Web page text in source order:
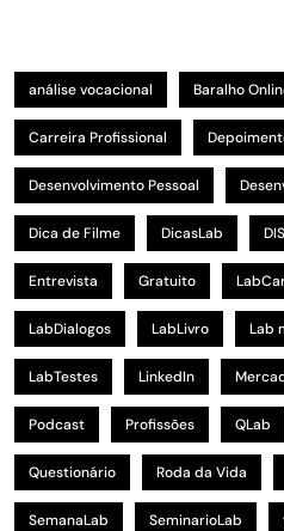
análise vocacional Baralho
Carreira Profissional
Desenvolvimento Pessoal
Dica de Filme DicasLab
Entrevista Gratuito
LabDialogos LabLivro Lab
LabTestes LinkedIn
Podcast Profissões QLab
Questionário Roda da Vida
SemanaLab SeminarioLab